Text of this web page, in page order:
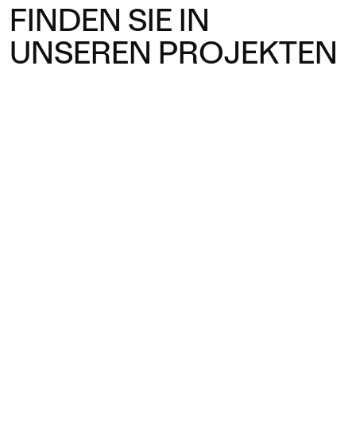
FINDEN SIE IN
UNSEREN PROJEKTEN